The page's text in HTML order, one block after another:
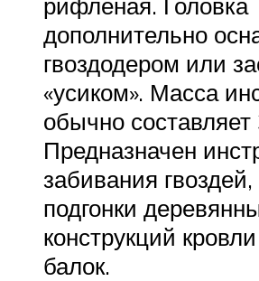
дополнительно
гвоздодером или
«усиком». Масса
обычно
Предназначен
забивания
подгонки
конструкций
балок.